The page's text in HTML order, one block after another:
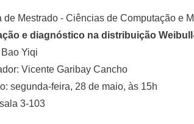
de Mestrado - Ciências de Computação e
e diagnóstico na distribuição
Yiqi
Vicente Garibay Cancho
segunda-feira, 28 de maio, às 15h
3-103